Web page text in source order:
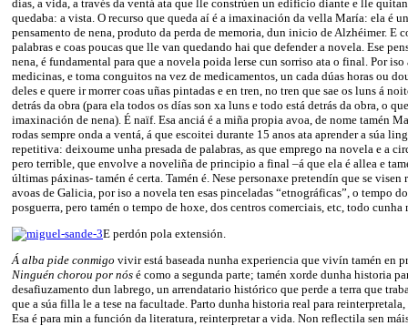
días, a vida, a través da ventá ata que lle constrúen un edificio diante e lle
quedaba: a vista. O recurso que queda aí é a imaxinación da vella María: ela é
pensamento de nena, produto da perda de memoria, dun inicio de Alzhéimer. E
palabras e coas poucas que lle van quedando hai que defender a novela. Ese
nena, é fundamental para que a novela poida lerse cun sorriso ata o final. Por iso
medicinas, e toma conguitos na vez de medicamentos, un cada dúas horas ou
deles e quere ir morrer coas uñas pintadas e en tren, no tren que sae os luns á
detrás da obra (para ela todos os días son xa luns e todo está detrás da obra, o
imaxinación de nena). É naïf. Esa anciá é a miña propia avoa, de nome tamén
rodas sempre onda a ventá, á que escoitei durante 15 anos ata aprender a súa
repetitiva: deixoume unha presada de palabras, as que emprego na novela e a
pero terrible, que envolve a noveliña de principio a final –á que ela é allea e
últimas páxinas- tamén é certa. Tamén é. Nese personaxe pretendín que se visen
avoas de Galicia, por iso a novela ten esas pinceladas “etnográficas”, o tempo
posguerra, pero tamén o tempo de hoxe, dos centros comerciais, etc, todo cunha
E perdón pola extensión.
Á alba pide conmigo vivir está baseada nunha experiencia que vivín tamén en
Ninguén chorou por nós é como a segunda parte; tamén xorde dunha historia
desafiuzamento dun labrego, un arrendatario histórico que perde a terra que
que a súa filla le a tese na facultade. Parto dunha historia real para
Esa é para min a función da literatura, reinterpretar a vida. Non reflectila sen